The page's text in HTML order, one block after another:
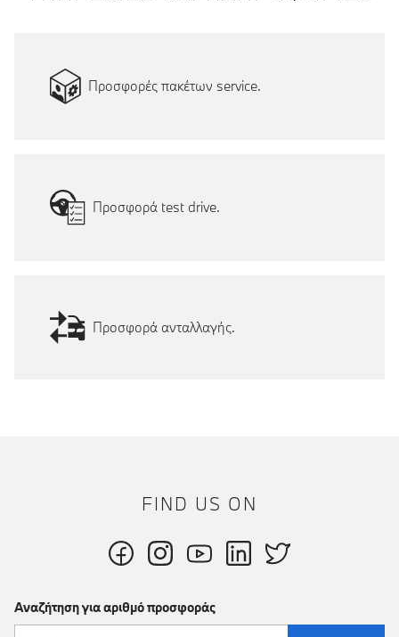
Προσφορές πακέτων service.
Προσφορά test drive.
Προσφορά ανταλλαγής.
FIND US ON
Αναζήτηση για αριθμό προσφοράς